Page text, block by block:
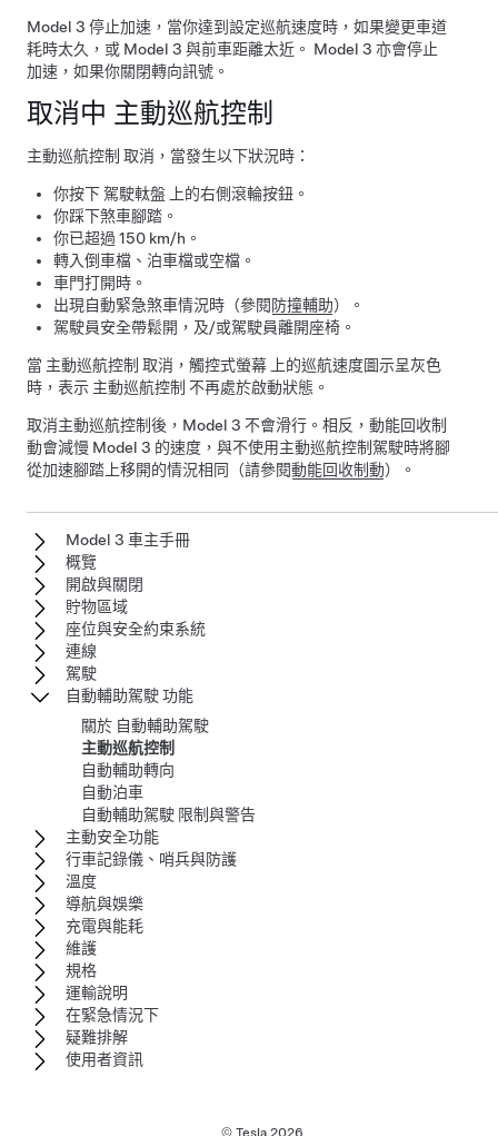
Model 3 停止加速，當你達到設定巡航速度時，如果變更車道
耗時太久，或 Model 3 與前車距離太近。 Model 3 亦會停止
加速，如果你關閉轉向訊號。
取消中 主動巡航控制
主動巡航控制 取消，當發生以下狀況時：
你按下駕駛軚盤 上的右側滾輪按鈕。
你踩下煞車腳踏。
你已超過 150 km/h 。
轉入倒車檔、泊車檔或空檔。
車門打開時。
出現自動緊急煞車情況時（參閱 防撞輔助）。
駕駛員安全帶鬆開，及/或駕駛員離開座椅。
當 主動巡航控制 取消， 觸控式螢幕 上的巡航速度圖示呈灰色
時，表示 主動巡航控制 不再處於啟動狀態。
取消主動巡航控制後， Model 3 不會滑行。相反，動能回收制
動會減慢 Model 3 的速度，與不使用主動巡航控制駕駛時將腳
從加速腳踏上移開的情況相同（請參閱動能回收制動）。
Model 3 車主手冊
概覽
開啟與關閉
貯物區域
座位與安全約束系統
連線
駕駛
自動輔助駕駛 功能
關於 自動輔助駕駛
主動巡航控制
自動輔助轉向
自動泊車
自動輔助駕駛 限制與警告
主動安全功能
行車記錄儀、哨兵與防護
溫度
導航與娛樂
充電與能耗
維護
規格
運輸說明
在緊急情況下
疑難排解
使用者資訊
© Tesla 2026